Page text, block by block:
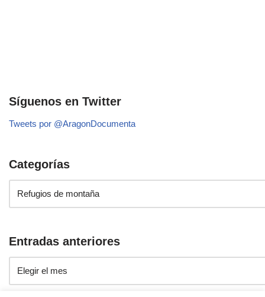
Síguenos en Twitter
Tweets por @AragonDocumenta
Categorías
Entradas anteriores